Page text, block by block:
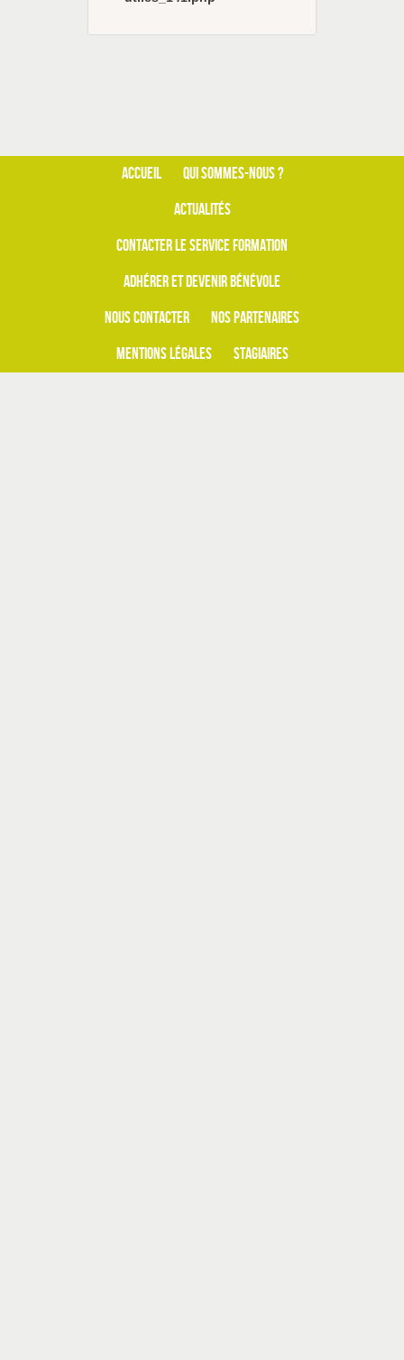
ACCUEIL
QUI SOMMES-NOUS ?
ACTUALITÉS
CONTACTER LE SERVICE FORMATION
ADHÉRER ET DEVENIR BÉNÉVOLE
NOUS CONTACTER
NOS PARTENAIRES
MENTIONS LÉGALES
STAGIAIRES